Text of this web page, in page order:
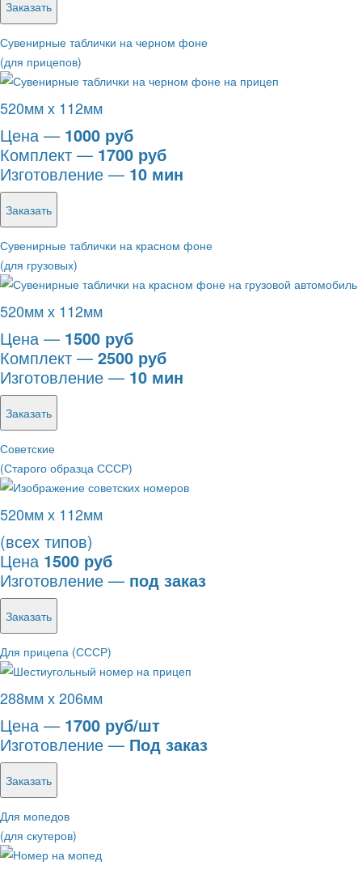
Заказать
Сувенирные таблички на черном фоне
(для прицепов)
520мм х 112мм
Цена — 1000 руб
Комплект — 1700 руб
Изготовление — 10 мин
Заказать
Сувенирные таблички на красном фоне
(для грузовых)
520мм х 112мм
Цена — 1500 руб
Комплект — 2500 руб
Изготовление — 10 мин
Заказать
Советские
(Старого образца СССР)
520мм х 112мм
(всех типов)
Цена 1500 руб
Изготовление — под заказ
Заказать
Для прицепа (СССР)
288мм х 206мм
Цена — 1700 руб/шт
Изготовление — Под заказ
Заказать
Для мопедов
(для скутеров)